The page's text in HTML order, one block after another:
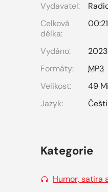
Vydavatel:
Celková
délka:
Vydáno:
2023
Formáty:
MP3
Velikost:
49
Jazyk:
Kategorie
Humor, satira